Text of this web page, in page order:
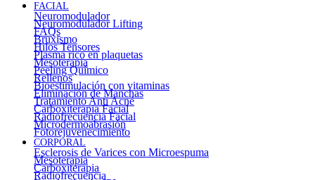
FACIAL
Neuromodulador
Neuromodulador Lifting
FAQs
Bruxismo
Hilos Tensores
Plasma rico en plaquetas
Mesoterapia
Peeling Químico
Rellenos
Bioestimulación con vitaminas
Eliminación de Manchas
Tratamiento Anti Acné
Carboxiterapia Facial
Radiofrecuencia Facial
Microdermoabrasión
Fotorejuvenecimiento
CORPORAL
Esclerosis de Varices con Microespuma
Mesoterapia
Carboxiterapia
Radiofrecuencia